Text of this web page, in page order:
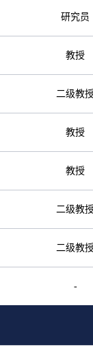
研究员
教授
二级教
教授
教授
二级教
二级教
-